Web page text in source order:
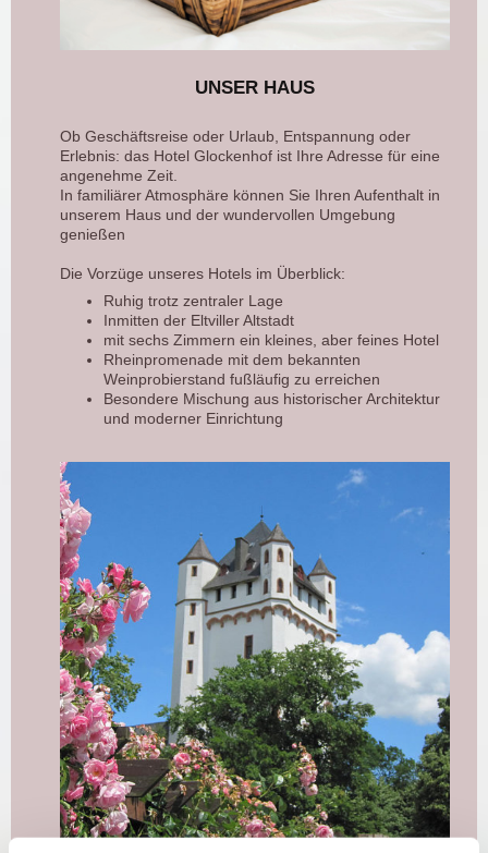
UNSER HAUS
Ob Geschäftsreise oder Urlaub, Entspannung oder
Erlebnis: das Hotel Glockenhof ist Ihre Adresse für eine
angenehme Zeit.
In familiärer Atmosphäre können Sie Ihren Aufenthalt in
unserem Haus und der wundervollen Umgebung
genießen
Die Vorzüge unseres Hotels im Überblick:
Ruhig trotz zentraler Lage
Inmitten der Eltviller Altstadt
mit sechs Zimmern ein kleines, aber feines Hotel
Rheinpromenade mit dem bekannten
Weinprobierstand fußläufig zu erreichen
Besondere Mischung aus historischer Architektur
und moderner Einrichtung